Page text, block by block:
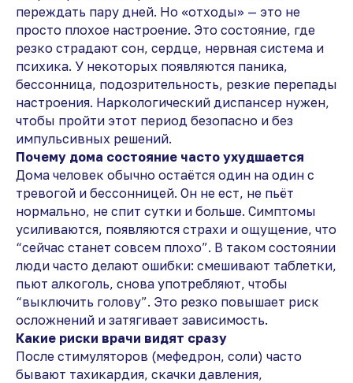
переждать пару дней. Но «отходы» — это не
просто плохое настроение. Это состояние, где
резко страдают сон, сердце, нервная система и
психика. У некоторых появляются паника,
бессонница, подозрительность, резкие перепады
настроения. Наркологический диспансер нужен,
чтобы пройти этот период безопасно и без
импульсивных решений.
Почему дома состояние часто ухудшается
Дома человек обычно остаётся один на один с
тревогой и бессонницей. Он не ест, не пьёт
нормально, не спит сутки и больше. Симптомы
усиливаются, появляются страхи и ощущение, что
“сейчас станет совсем плохо”. В таком состоянии
люди часто делают ошибки: смешивают таблетки,
пьют алкоголь, снова употребляют, чтобы
“выключить голову”. Это резко повышает риск
осложнений и затягивает зависимость.
Какие риски врачи видят сразу
После стимуляторов (мефедрон, соли) часто
бывают тахикардия, скачки давления,